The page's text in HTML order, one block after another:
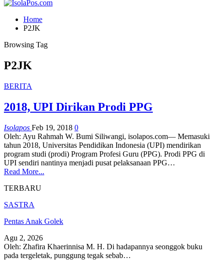
Home
P2JK
Browsing Tag
P2JK
BERITA
2018, UPI Dirikan Prodi PPG
Isolapos Feb 19, 2018 0
Oleh: Ayu Rahmah W. Bumi Siliwangi, isolapos.com— Memasuki
tahun 2018, Universitas Pendidikan Indonesia (UPI) mendirikan
program studi (prodi) Program Profesi Guru (PPG). Prodi PPG di
UPI sendiri nantinya menjadi pusat pelaksanaan PPG…
Read More...
TERBARU
SASTRA
Pentas Anak Golek
Agu 2, 2026
Oleh: Zhafira Khaerinnisa M. H. Di hadapannya seonggok buku
pada tergeletak, punggung tegak sebab…